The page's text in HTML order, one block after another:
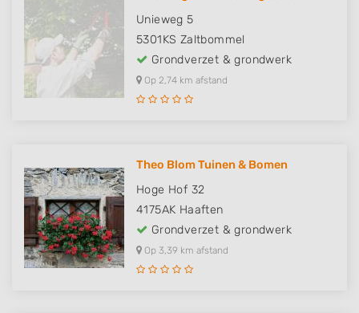
Unieweg 5
5301KS Zaltbommel
Grondverzet & grondwerk
Op 2,74 km afstand
Theo Blom Tuinen & Bomen
Hoge Hof 32
4175AK Haaften
Grondverzet & grondwerk
Op 3,39 km afstand